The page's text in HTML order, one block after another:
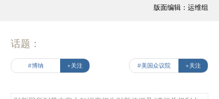
版面编辑：运维组
话题：
#博纳 +关注 #美国众议院 +关注